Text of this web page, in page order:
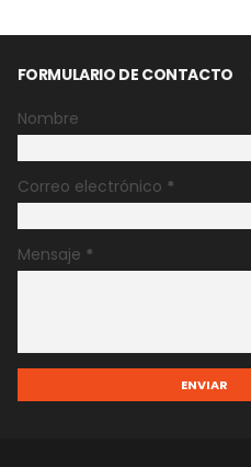
FORMULARIO DE CONTACTO
Nombre
Correo electrónico *
Mensaje *